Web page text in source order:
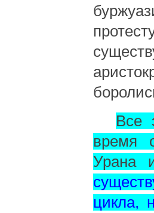
Все
время
Урана
цикла,